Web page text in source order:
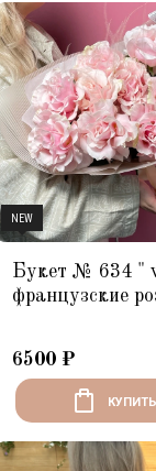
🌸Летняя
NEW
Букет № 634 "
французские
6500 ₽
КУПИТЬ